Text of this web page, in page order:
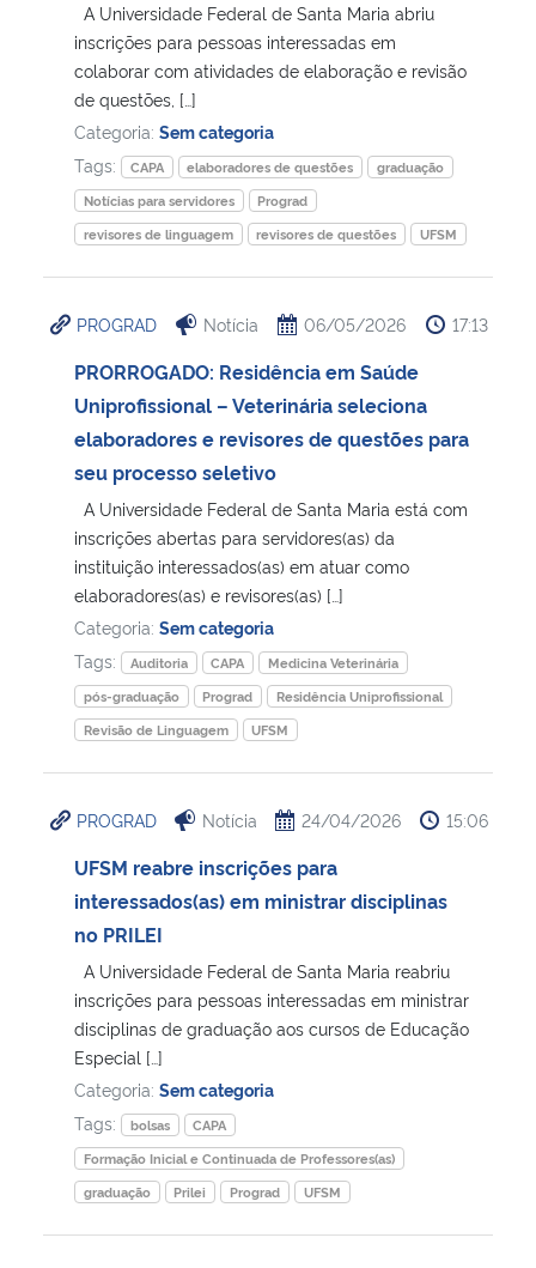
A Universidade Federal de Santa Maria abriu
inscrições para pessoas interessadas em
colaborar com atividades de elaboração e revisão
de questões, […]
Categoria: Sem categoria
Tags:
CAPA elaboradores de questões
graduação
Notícias para servidores
Prograd
revisores de linguagem
revisores de questões UFSM
PROGRAD Notícia 06/05/2026 17:13
PRORROGADO: Residência em Saúde
Uniprofissional – Veterinária seleciona
elaboradores e revisores de questões para
seu processo seletivo
A Universidade Federal de Santa Maria está com
inscrições abertas para servidores(as) da
instituição interessados(as) em atuar como
elaboradores(as) e revisores(as) […]
Categoria: Sem categoria
Tags:
Auditoria CAPA
Medicina Veterinária
pós-graduação
Prograd
Residência Uniprofissional
Revisão de Linguagem
UFSM
PROGRAD Notícia 24/04/2026 15:06
UFSM reabre inscrições para
interessados(as) em ministrar disciplinas
no PRILEI
A Universidade Federal de Santa Maria reabriu
inscrições para pessoas interessadas em ministrar
disciplinas de graduação aos cursos de Educação
Especial […]
Categoria: Sem categoria
Tags:
bolsas
CAPA
Formação Inicial e Continuada de Professores(as)
graduação
Prilei Prograd UFSM